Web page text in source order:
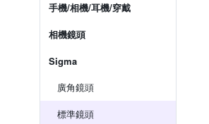
手機/相機/耳機/穿戴
相機鏡頭
Sigma
廣角鏡頭
標準鏡頭